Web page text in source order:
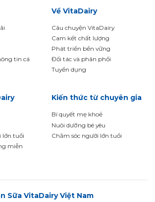
tin cá
Về VitaDairy
Câu chuyện VitaDairy
Cam kết chất lượng
Phát triển bền vững
Đối tác và phân phối
Tuyển dụng
lớn tuổi
miễn
Kiến thức từ chuyên gia
Bí quyết mẹ khoẻ
Nuôi dưỡng bé yêu
Chăm sóc người lớn tuổi
Sữa VitaDairy Việt Nam